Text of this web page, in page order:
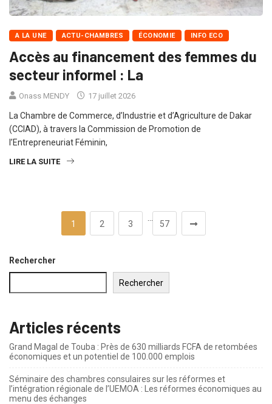
A LA UNE ACTU-CHAMBRES ÉCONOMIE INFO ECO
Accès au financement des femmes du
secteur informel : La
Onass MENDY 17 juillet 2026
La Chambre de Commerce, d’Industrie et d’Agriculture de Dakar
(CCIAD), à travers la Commission de Promotion de
l’Entrepreneuriat Féminin,
LIRE LA SUITE
1 2 3
…
57
Rechercher
Rechercher
Articles récents
Grand Magal de Touba : Près de 630 milliards FCFA de retombées
économiques et un potentiel de 100.000 emplois
Séminaire des chambres consulaires sur les réformes et
l’intégration régionale de l’UEMOA : Les réformes économiques au
menu des échanges